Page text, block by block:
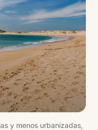
y menos urbanizadas,